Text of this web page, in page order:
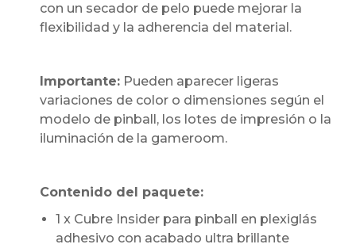
con un secador de pelo puede mejorar la
flexibilidad y la adherencia del material.
Importante: Pueden aparecer ligeras
variaciones de color o dimensiones según el
modelo de pinball, los lotes de impresión o la
iluminación de la gameroom.
Contenido del paquete:
1 x Cubre Insider para pinball en plexiglás
adhesivo con acabado ultra brillante